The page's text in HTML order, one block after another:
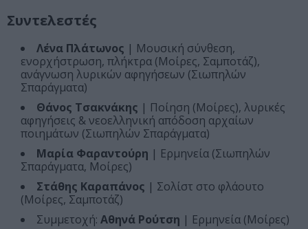
Συντελεστές
Λένα Πλάτωνος | Μουσική σύνθεση,
ενορχήστρωση, πλήκτρα (Μοίρες, Σαμποτάζ),
ανάγνωση λυρικών αφηγήσεων (Σιωπηλών
Σπαράγματα)
Θάνος Τσακνάκης | Ποίηση (Μοίρες), λυρικές
αφηγήσεις & νεοελληνική απόδοση αρχαίων
ποιημάτων (Σιωπηλών Σπαράγματα)
Μαρία Φαραντούρη | Ερμηνεία (Σιωπηλών
Σπαράγματα, Μοίρες)
Στάθης Καραπάνος | Σολίστ στο φλάουτο
(Μοίρες, Σαμποτάζ)
Συμμετοχή: Αθηνά Ρούτση | Ερμηνεία (Μοίρες)